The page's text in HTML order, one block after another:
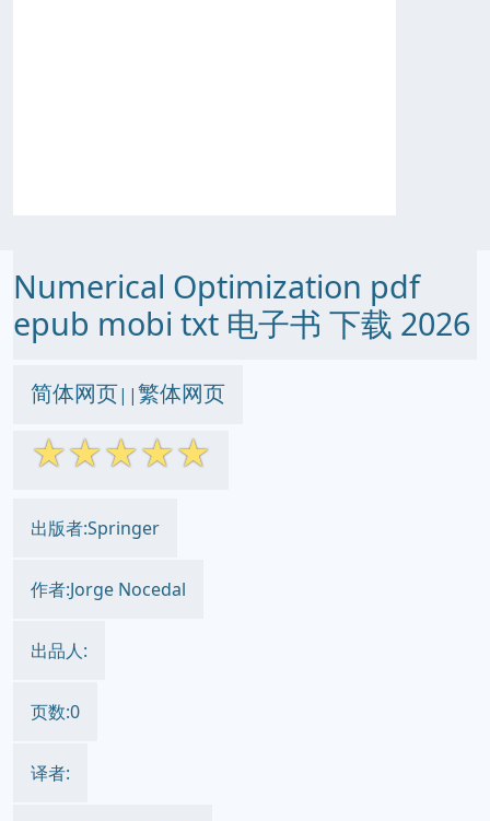
Numerical Optimization pdf
epub mobi txt 电子书 下载 2026
简体网页||繁体网页
☆☆☆☆☆
出版者:Springer
作者:Jorge Nocedal
出品人:
页数:0
译者: